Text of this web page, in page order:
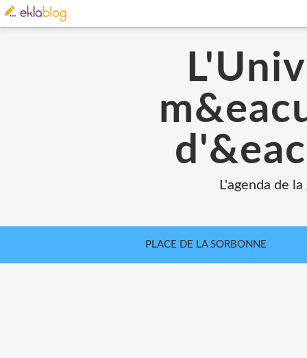
L'agenda de
PLACE DE LA SORBONNE